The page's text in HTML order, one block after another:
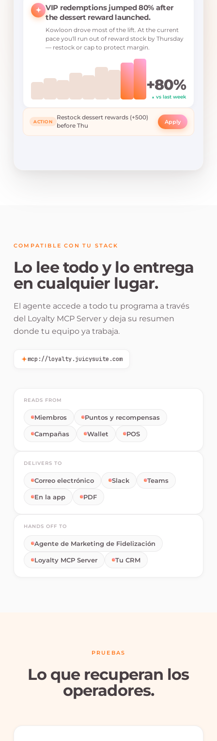
VIP redemptions jumped 80% after
the dessert reward launched.
Kowloon drove most of the lift. At the current
pace you'll run out of reward stock by Thursday
— restock or cap to protect margin.
+80%
▲ vs last week
ACTION
Restock dessert rewards (+500)
before Thu
Apply
COMPATIBLE CON TU STACK
Lo lee todo y lo entrega
en cualquier lugar.
El agente accede a todo tu programa a través
del Loyalty MCP Server y deja su resumen
donde tu equipo ya trabaja.
mcp://loyalty.juicysuite.com
READS FROM
Miembros Puntos y recompensas
Campañas Wallet POS
DELIVERS TO
Correo electrónico Slack Teams
En la app PDF
HANDS OFF TO
Agente de Marketing de Fidelización
Loyalty MCP Server Tu CRM
PRUEBAS
Lo que recuperan los
operadores.